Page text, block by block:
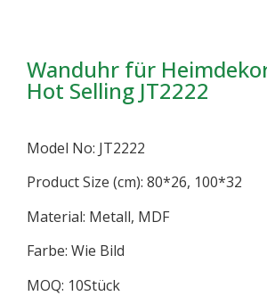
Wanduhr für
Hot Selling JT2222
Model No: JT2222
Product Size (cm): 80*26, 100*32
Material: Metall, MDF
Farbe: Wie Bild
MOQ: 10Stück